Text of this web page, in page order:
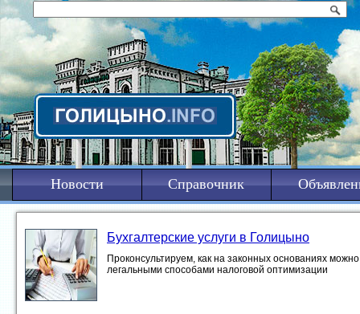
Новости Справочник
Бухгалтерские услуги в Голицыно
Проконсультируем, как на законных основаниях
легальными способами налоговой оптимизации